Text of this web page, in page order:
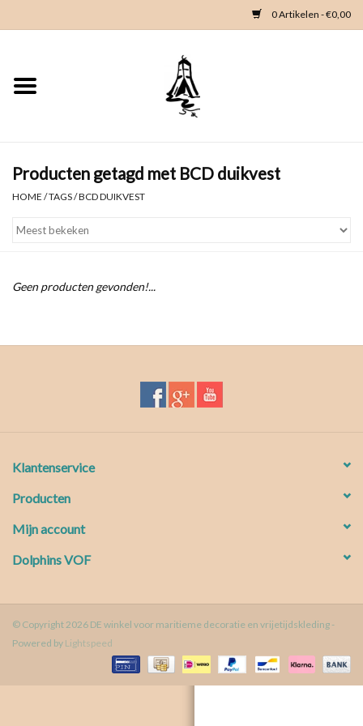
0 Artikelen - €0,00
Home
Kleding
Producten getagd met BCD duikvest
HOME /TAGS/BCD DUIKVEST
Geen producten gevonden!...
Klantenservice
Producten
Mijn account
Dolphins VOF
© Copyright 2026 DE winkel voor maritieme decoratie en vrijetijdskleding -
Powered by Lightspeed